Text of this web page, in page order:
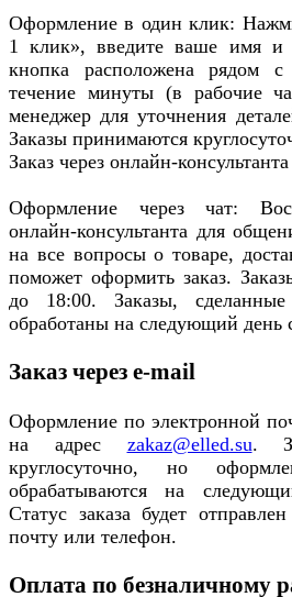
Оформление в один клик:
1 клик», введите ваше имя и
кнопка расположена рядом
течение минуты (в рабочие
менеджер для уточнения
Заказы принимаются
Заказ через онлайн-консультанта
Оформление через чат:
онлайн-консультанта для
на все вопросы о товаре,
поможет оформить заказ.
до 18:00. Заказы,
обработаны на следующий день
Заказ через e-mail
Оформление по электронной
на адрес zakaz@elled.su.
круглосуточно, но
обрабатываются на
Статус заказа будет
почту или телефон.
Оплата по безналичному